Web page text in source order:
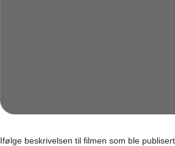
Ifølge beskrivelsen til filmen som ble